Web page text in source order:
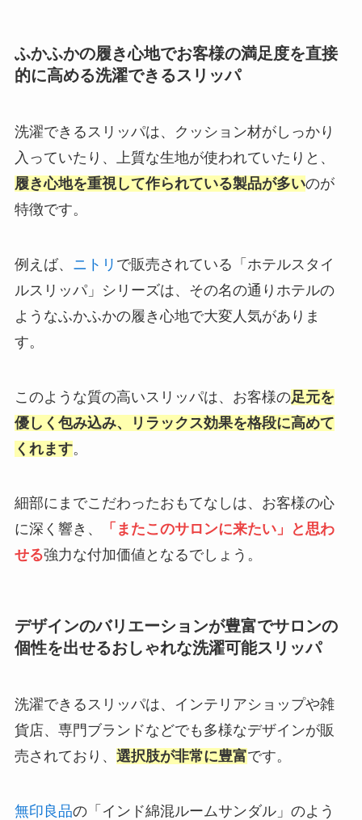
ふかふかの履き心地でお客様の満足度を直接
的に高める洗濯できるスリッパ
洗濯できるスリッパは、クッション材がしっかり
入っていたり、上質な生地が使われていたりと、
履き心地を重視して作られている製品が多いのが
特徴です。
例えば、 ニトリ で販売されている「ホテルスタイ
ルスリッパ」シリーズは、その名の通りホテルの
ようなふかふかの履き心地で大変人気がありま
す。
このような質の高いスリッパは、お客様の足元を
優しく包み込み、リラックス効果を格段に高めて
くれます。
細部にまでこだわったおもてなしは、お客様の心
に深く響き、
「またこのサロンに来たい」と思わ
せる強力な付加価値となるでしょう。
デザインのバリエーションが豊富でサロンの
個性を出せるおしゃれな洗濯可能スリッパ
洗濯できるスリッパは、インテリアショップや雑
貨店、専門ブランドなどでも多様なデザインが販
売されており、 選択肢が非常に豊富です。
無印良品の「インド綿混ルームサンダル」のよう